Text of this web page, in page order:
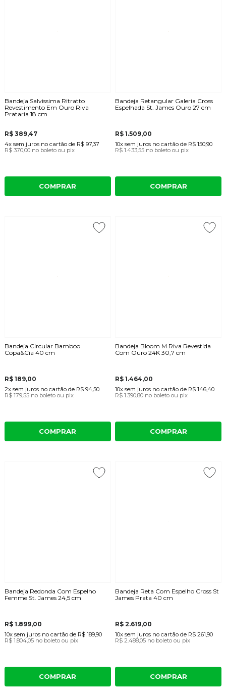
Bandeja Salvissima Ritratto
Revestimento Em Ouro Riva
Prataria 18 cm
R$ 389,47
4x sem juros no cartãode R$ 97,37
R$ 370,00 no boleto ou pix
COMPRAR
Bandeja Retangular Galeria Cross
Espelhada St. James Ouro 27 cm
R$ 1.509,00
10x sem juros no cartão de R$ 150,90
R$ 1.433,55 no boleto ou pix
COMPRAR
Bandeja Circular Bamboo
Copa&Cia 40 cm
R$ 189,00
2x sem juros no cartãode R$ 94,50
R$ 179,55 no boleto ou pix
COMPRAR
Bandeja Bloom M Riva Revestida
Com Ouro 24K 30,7 cm
R$ 1.464,00
10x sem juros no cartão de R$ 146,40
R$ 1.390,80 no boleto ou pix
COMPRAR
Bandeja Redonda Com Espelho
Femme St. James 24,5 cm
R$ 1.899,00
10x sem juros no cartãode R$ 189,90
R$ 1.804,05 no boleto ou pix
COMPRAR
Bandeja Reta Com Espelho Cross St
James Prata 40 cm
R$ 2.619,00
10x sem juros no cartão de R$ 261,90
R$ 2.488,05 no boleto ou pix
COMPRAR